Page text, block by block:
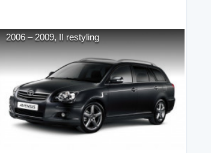
2006–2009,II restyling